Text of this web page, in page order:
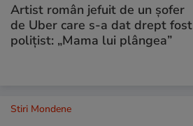
Artist român jefuit de un șofer
de Uber care s-a dat drept fost
polițist: „Mama lui plângea”
Stiri Mondene